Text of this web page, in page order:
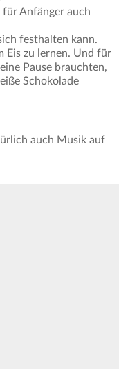
für Anfänger auch
festhalten kann.
Eis zu lernen. Und für
Pause brauchten,
Schokolade
auch Musik auf